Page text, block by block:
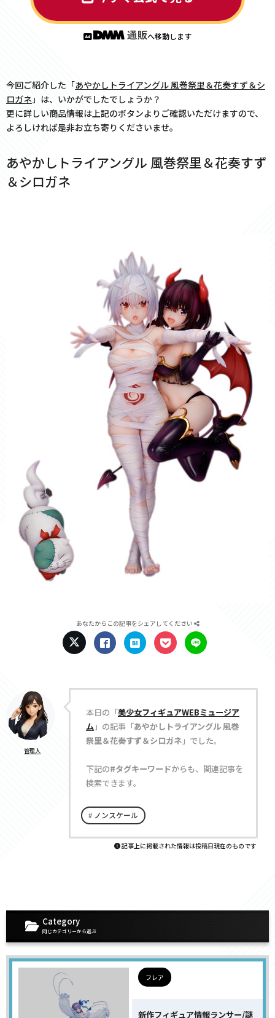
へ移動します
今回ご紹介した「あやかしトライアングル 風巻祭里＆花奏すず＆シ
ロガネ」は、いかがでしたでしょうか？
更に詳しい商品情報は上記のボタンよりご確認いただけますので、
よろしければ是非お立ち寄りくださいませ。
あやかしトライアングル 風巻祭里＆花奏すず
＆シロガネ
あなたからこの記事をシェアしてください
管理人
本日の「美少女フィギュアWEBミュージア
ム」の記事「あやかしトライアングル 風巻
祭里＆花奏すず＆シロガネ」でした。
下記の#タグキーワードからも、関連記事を
検索できます。
ノンスケール
記事上に掲載された情報は投稿日現在のものです
Category
同じカテゴリーから選ぶ
フレア
新作フィギュア情報ランサー/謎